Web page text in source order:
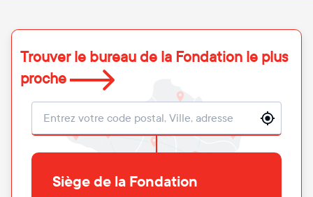
Trouver le bureau de la Fondation le plus
proche
Localisation
Siège de la Fondation